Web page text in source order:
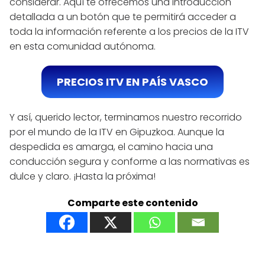
detallada a un botón que te permitirá acceder a
toda la información referente a los precios de la ITV
en esta comunidad autónoma.
PRECIOS ITV EN PAÍS VASCO
Y así, querido lector, terminamos nuestro recorrido
por el mundo de la ITV en Gipuzkoa. Aunque la
despedida es amarga, el camino hacia una
conducción segura y conforme a las normativas es
dulce y claro. ¡Hasta la próxima!
Comparte este contenido